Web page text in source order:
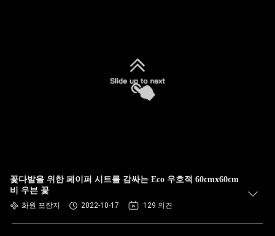
꽃다발을 위한 페이퍼 시트를 감싸는 Eco 우호적 60cmx60cm
비 우븐 꽃
화원 포장지 2022-10-17 129 의견